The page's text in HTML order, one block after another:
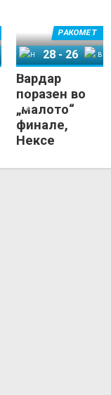
Вардар
поразен во
„малото“
финале,
Нексе
турнирот во
РАКОМЕТ
Нексе Нашице
28- 26